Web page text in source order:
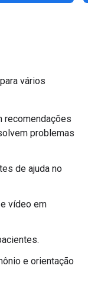
vários
recomendações
problemas
de ajuda no
vídeo em
e orientação